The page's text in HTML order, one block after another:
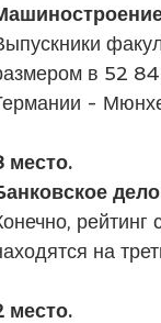
в 52
-
место.
на
место.